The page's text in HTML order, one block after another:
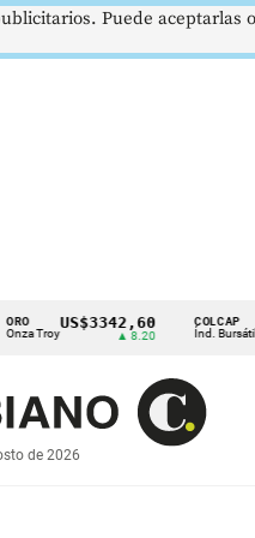
US$3342,60 COLCAP
Índ. Bursátil
de 2026
Puede aceptarlas